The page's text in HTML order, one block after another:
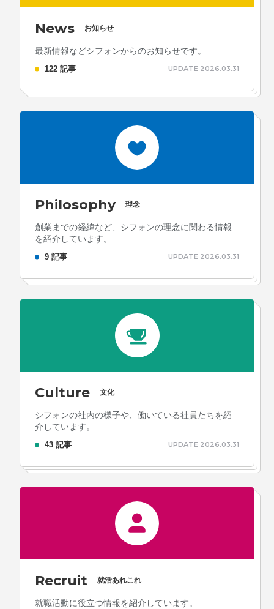
News お知らせ
最新情報などシフォンからのお知らせです。
122 記事 UPDATE 2026.03.31
Philosophy 理念
創業までの経緯など、シフォンの理念に関わる情報
を紹介しています。
9 記事 UPDATE 2026.03.31
Culture 文化
シフォンの社内の様子や、働いている社員たちを紹
介しています。
43 記事 UPDATE 2026.03.31
Recruit 就活あれこれ
就職活動に役立つ情報を紹介しています。